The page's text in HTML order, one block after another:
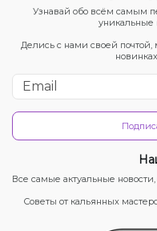
Узнавай обо всём самым
Делись с нами своей почтой,
Все самые актуальные
Советы от кальянных